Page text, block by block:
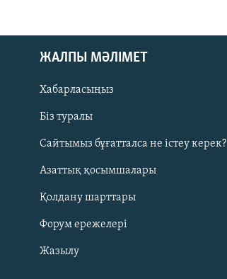
Русский
ЖАЗЫЛЫҢЫЗ
ЖАЛПЫ МӘЛІМЕТ
Хабарласыңыз
Біз туралы
Сайтымыз бұғатталса не істеу керек?
Азаттық қосымшалары
Қолдану шарттары
Форум ережелері
Жазылу